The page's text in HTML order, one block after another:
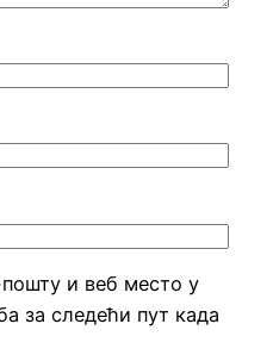
и веб место у
за следећи пут када